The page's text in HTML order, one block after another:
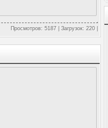
Просмотров: 5187 | Загрузок: 220 |